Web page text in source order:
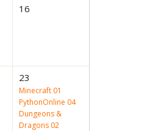
16
23
Minecraft 01
PythonOnline 04
Dungeons &
Dragons 02